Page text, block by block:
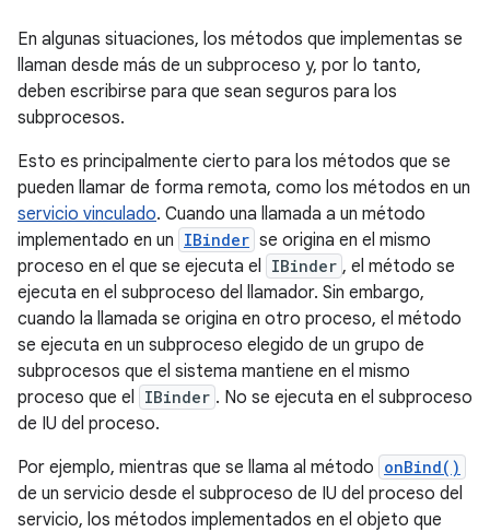
En algunas situaciones, los métodos que implementas se
llaman desde más de un subproceso y, por lo tanto,
deben escribirse para que sean seguros para los
subprocesos.
Esto es principalmente cierto para los métodos que se
pueden llamar de forma remota, como los métodos en un
servicio vinculado. Cuando una llamada a un método
implementado en un IBinder se origina en el mismo
proceso en el que se ejecuta el IBinder , el método se
ejecuta en el subproceso del llamador. Sin embargo,
cuando la llamada se origina en otro proceso, el método
se ejecuta en un subproceso elegido de un grupo de
subprocesos que el sistema mantiene en el mismo
proceso que el IBinder . No se ejecuta en el subproceso
de IU del proceso.
Por ejemplo, mientras que se llama al método onBind()
de un servicio desde el subproceso de IU del proceso del
servicio, los métodos implementados en el objeto que